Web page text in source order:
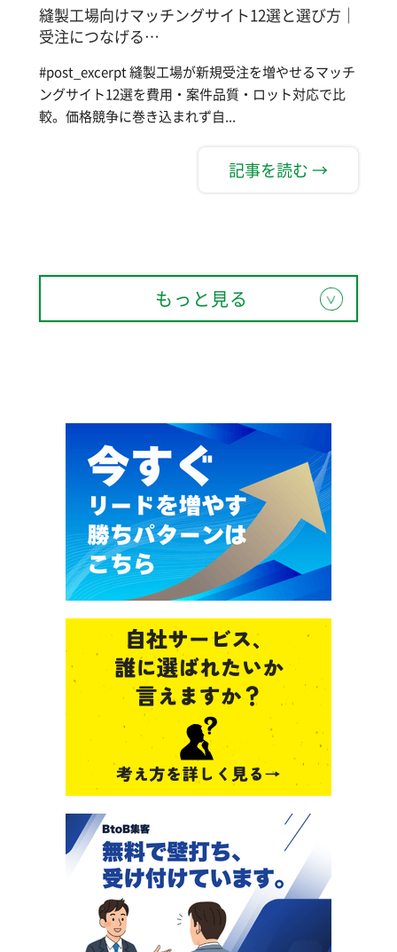
縫製工場向けマッチングサイト12選と選び方｜
受注につなげる…
#post_excerpt 縫製工場が新規受注を増やせるマッチ
ングサイト12選を費用・案件品質・ロット対応で比
較。価格競争に巻き込まれず自...
記事を読む →
もっと見る